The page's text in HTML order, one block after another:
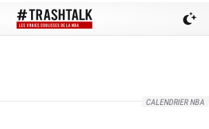
CALENDRIER NBA